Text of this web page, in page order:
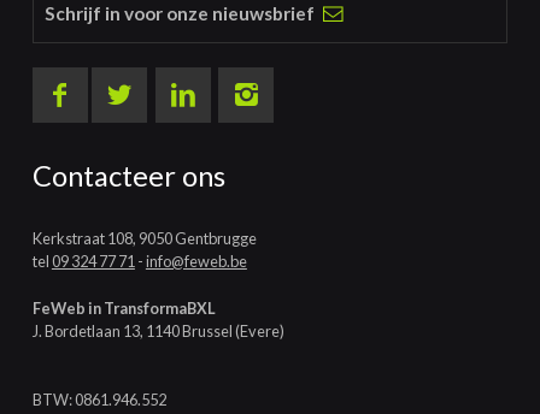
Schrijf in voor onze nieuwsbrief
Contacteer ons
Kerkstraat 108, 9050 Gentbrugge
tel09 324 77 71-info@feweb.be
FeWeb in TransformaBXL
J. Bordetlaan 13, 1140 Brussel (Evere)
BTW: 0861.946.552